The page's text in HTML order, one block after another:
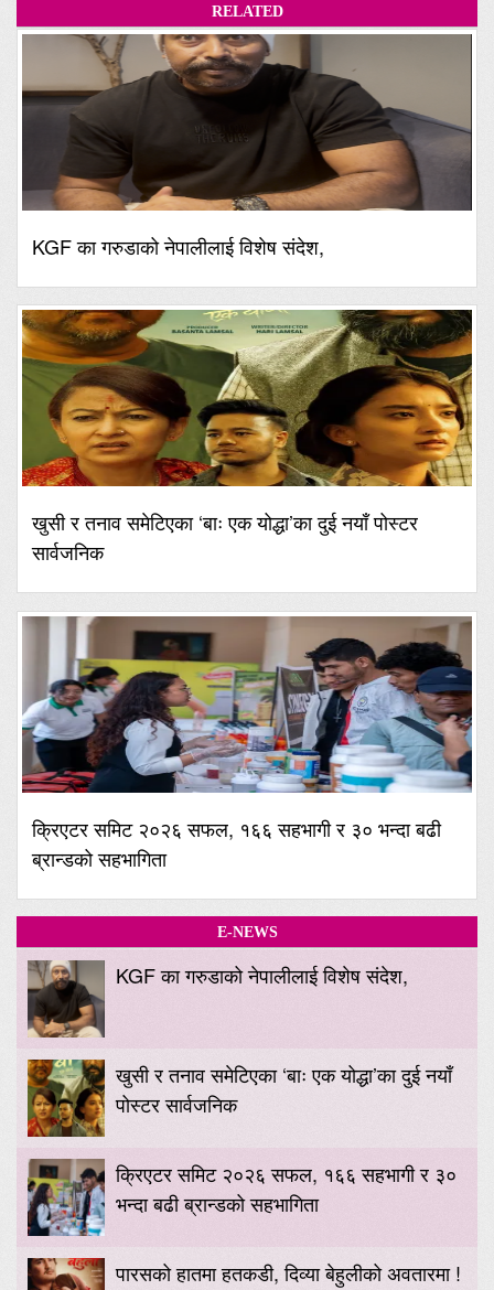
RELATED
KGF का गरुडाको नेपालीलाई विशेष संदेश,
खुसी र तनाव समेटिएका ‘बाः एक योद्धा’का दुई नयाँ पोस्टर
सार्वजनिक
क्रिएटर समिट २०२६ सफल, १६६ सहभागी र ३० भन्दा बढी
ब्रान्डको सहभागिता
E-NEWS
KGF का गरुडाको नेपालीलाई विशेष संदेश,
खुसी र तनाव समेटिएका ‘बाः एक योद्धा’का दुई नयाँ
पोस्टर सार्वजनिक
क्रिएटर समिट २०२६ सफल, १६६ सहभागी र ३०
भन्दा बढी ब्रान्डको सहभागिता
पारसको हातमा हतकडी, दिव्या बेहुलीको अवतारमा !